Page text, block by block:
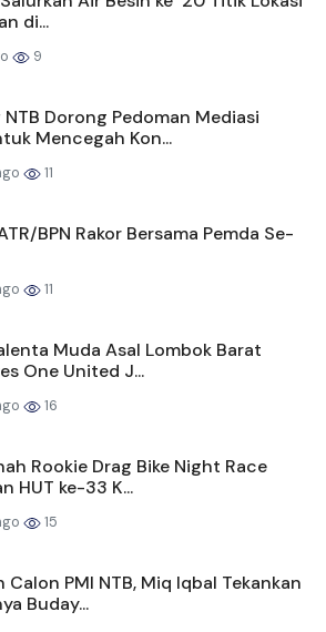
di...
9
NTB Dorong Pedoman Mediasi
Mencegah Kon...
11
BPN Rakor Bersama Pemda Se-
11
Muda Asal Lombok Barat
One United J...
16
Rookie Drag Bike Night Race
HUT ke-33 K...
15
Calon PMI NTB, Miq Iqbal Tekankan
Buday...